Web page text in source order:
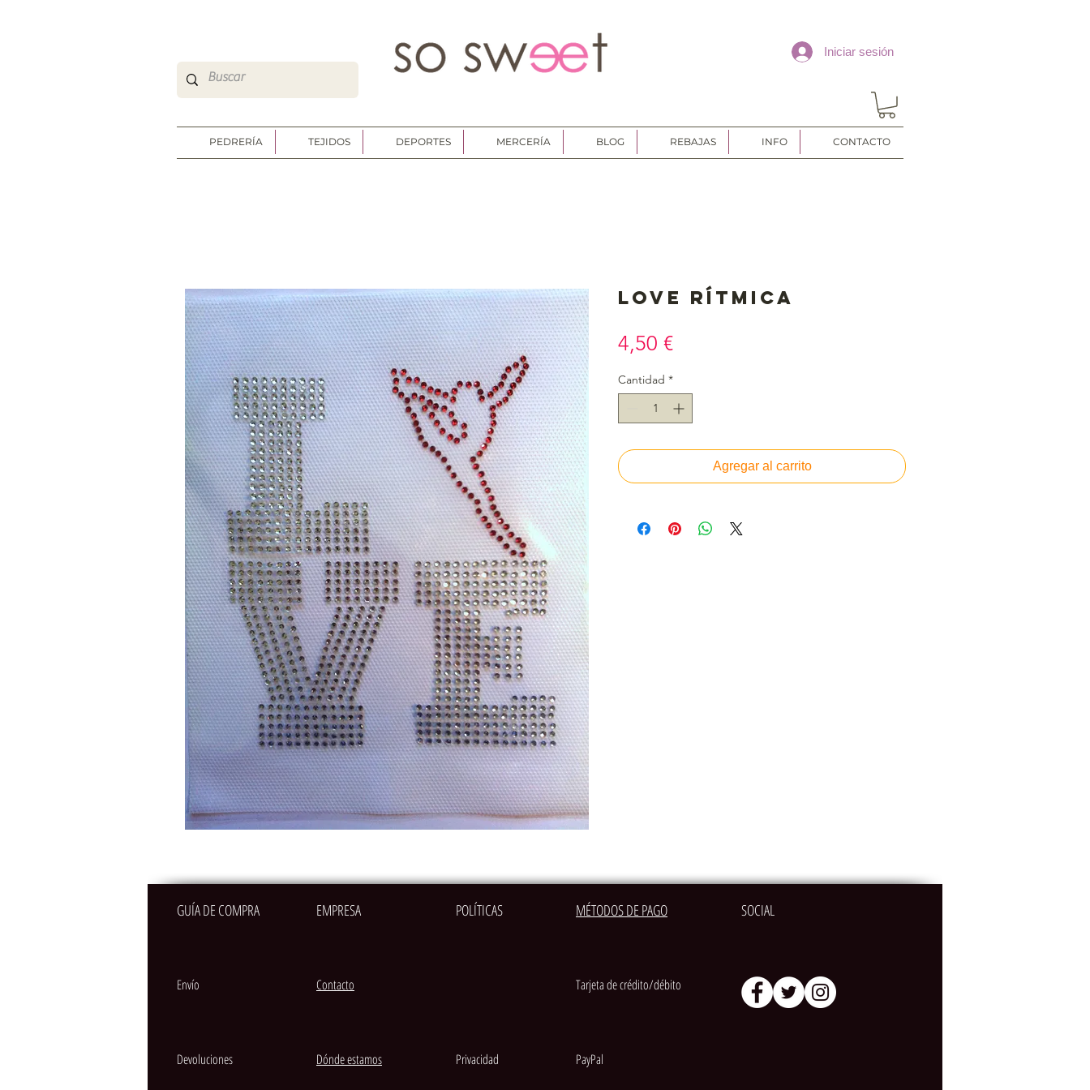
So Sweet Complementos Shop Online
http://www.sosweetshoponline.com
Iniciar sesión
PEDRERÍA TEJIDOS DEPORTES MERCERÍA BLOG REBAJAS INFO CONTACTO
Love Rítmica
4,50 €Precio
Cantidad *
Agregar al carrito
GUÍA DE COMPRA EMPRESA POLÍTICAS MÉTODOS DE PAGO SOCIAL
Envío
Devoluciones
Contacto
Dónde estamos
Tarjeta de crédito/débito
Privacidad PayPal